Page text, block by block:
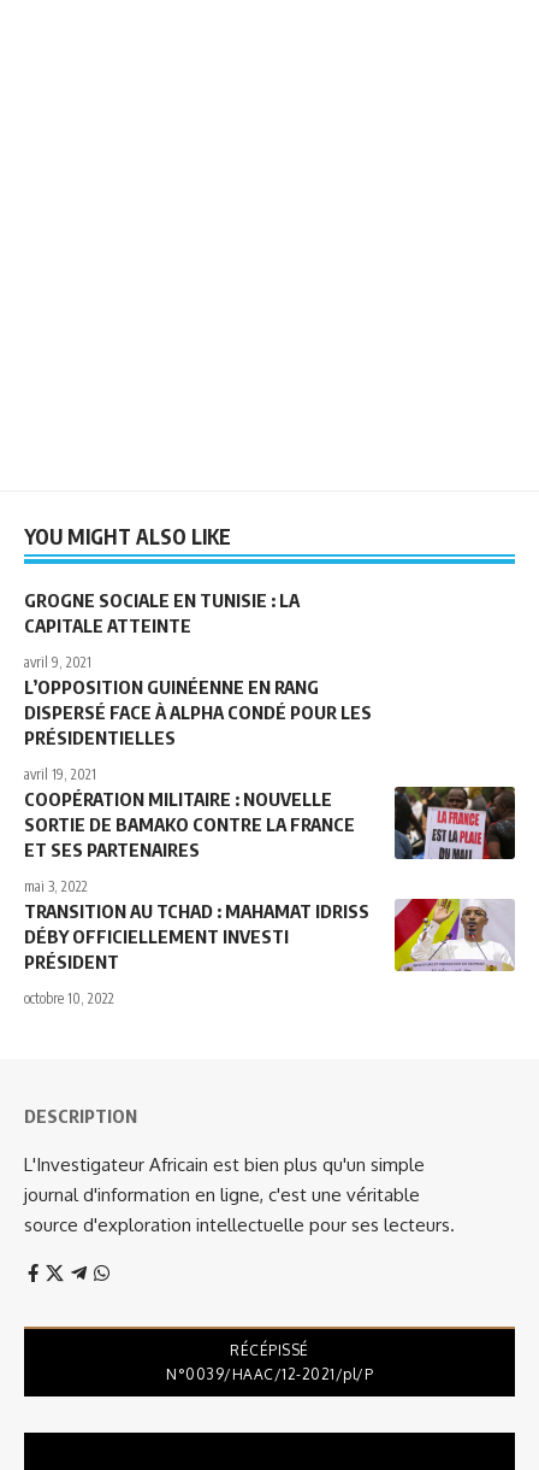
YOU MIGHT ALSO LIKE
GROGNE SOCIALE EN TUNISIE : LA
CAPITALE ATTEINTE
avril 9, 2021
L’OPPOSITION GUINÉENNE EN RANG
DISPERSÉ FACE À ALPHA CONDÉ POUR LES
PRÉSIDENTIELLES
avril 19, 2021
COOPÉRATION MILITAIRE : NOUVELLE
SORTIE DE BAMAKO CONTRE LA FRANCE
ET SES PARTENAIRES
mai 3, 2022
TRANSITION AU TCHAD : MAHAMAT IDRISS
DÉBY OFFICIELLEMENT INVESTI
PRÉSIDENT
octobre 10, 2022
DESCRIPTION
L'Investigateur Africain est bien plus qu'un simple
journal d'information en ligne, c'est une véritable
source d'exploration intellectuelle pour ses lecteurs.
RÉCÉPISSÉ
N°0039/HAAC/12-2021/pl/P